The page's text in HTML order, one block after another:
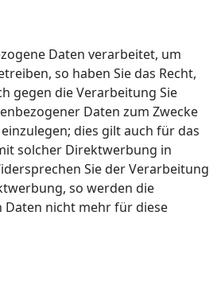
Daten verarbeitet, um
so haben Sie das Recht,
gegen die Verarbeitung Sie
Daten zum Zwecke
dies gilt auch für das
solcher Direktwerbung in
Sie der Verarbeitung
so werden die
Daten nicht mehr für diese